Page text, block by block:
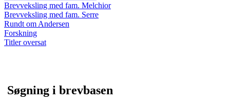
Brevveksling med fam. Melchior
Brevveksling med fam. Serre
Rundt om Andersen
Forskning
Titler oversat
Søgning i brevbasen